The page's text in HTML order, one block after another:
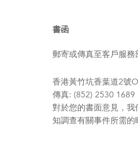
書函
郵寄或傳真至客戶服務
香港黃竹坑香葉道2號
傳真: (852) 2530 1689
對於您的書面意見，
知調查有關事件所需的